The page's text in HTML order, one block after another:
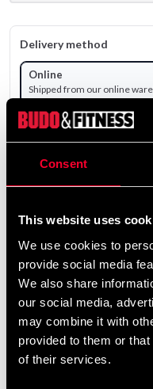
Consent
This website uses
We use cookies to
provide social media
We also share
our social media,
may combine it with
provided to them or
of their services.
Delivery method
Online
Shipped from our online
Pick up in store
Select a product variant to view
149 SEK
Excl. TAX: 119.20 SEK
Quantity
remove add
Product information